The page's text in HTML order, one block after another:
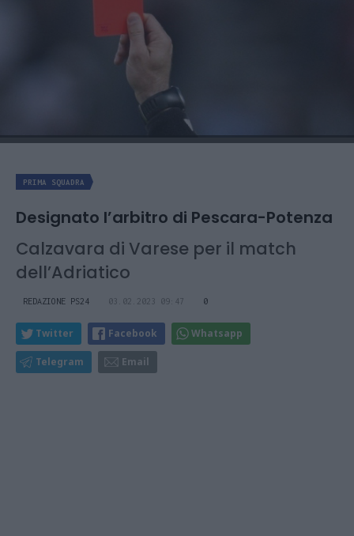
PRIMA SQUADRA
Designato l’arbitro di Pescara-Potenza
Calzavara di Varese per il match
dell’Adriatico
REDAZIONE PS24 03.02.2023 09:47 0
Twitter Facebook Whatsapp
Telegram Email